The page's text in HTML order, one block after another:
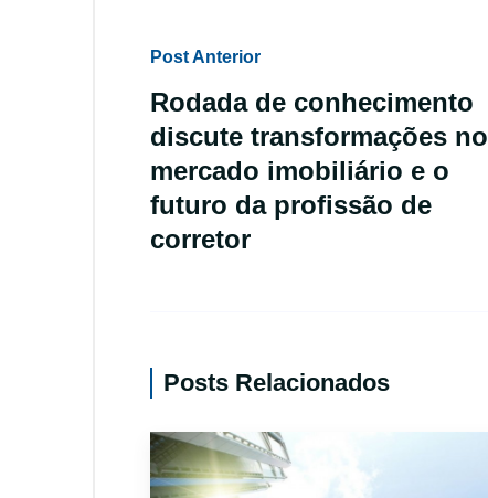
Post Anterior
Rodada de conhecimento
discute transformações no
mercado imobiliário e o
futuro da profissão de
corretor
Posts Relacionados